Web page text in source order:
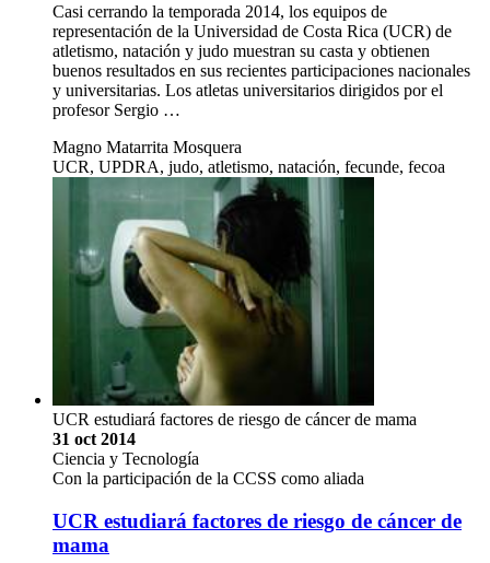
Casi cerrando la temporada 2014, los equipos de
representación de la Universidad de Costa Rica (UCR) de
atletismo, natación y judo muestran su casta y obtienen
buenos resultados en sus recientes participaciones nacionales
y universitarias. Los atletas universitarios dirigidos por el
profesor Sergio …
Magno Matarrita Mosquera
UCR, UPDRA, judo, atletismo, natación, fecunde, fecoa
UCR estudiará factores de riesgo de cáncer de mama
31 oct 2014
Ciencia y Tecnología
Con la participación de la CCSS como aliada
UCR estudiará factores de riesgo de cáncer de
mama